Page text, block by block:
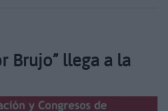
Brujo” llega a la